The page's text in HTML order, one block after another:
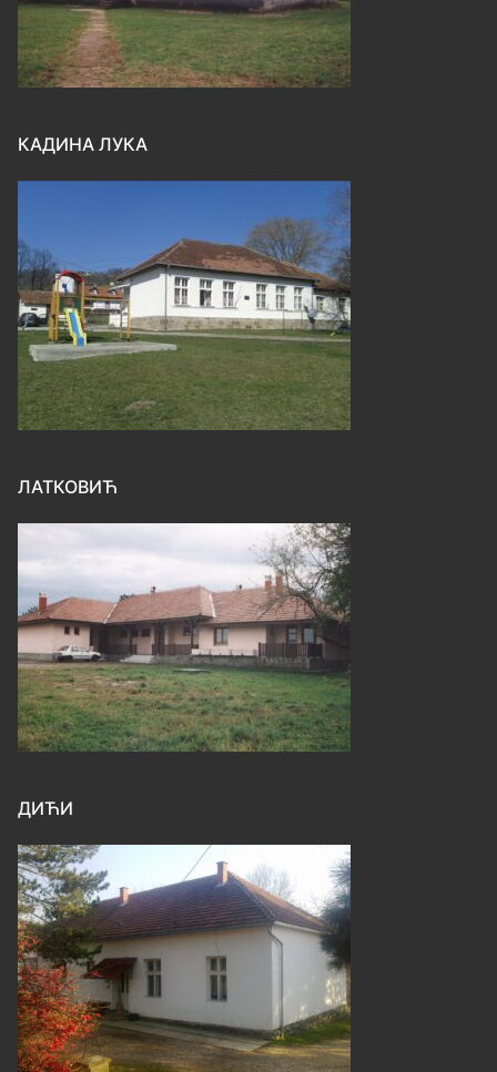
КАДИНА ЛУКА
ЛАТКОВИЋ
ДИЋИ